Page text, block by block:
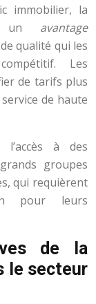
immobilier, la
un avantage
qualité qui les
Les
de tarifs plus
de haute
l’accès à des
groupes
qui requièrent
pour leurs
de la
le secteur